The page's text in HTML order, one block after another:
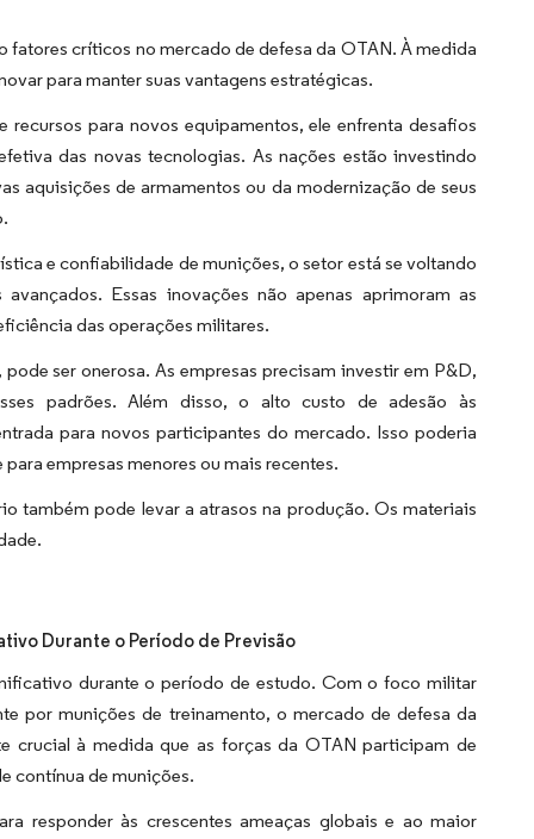
críticos no mercado de defesa da OTAN. À medida
para manter suas vantagens estratégicas.
para novos equipamentos, ele enfrenta desafios
das novas tecnologias. As nações estão investindo
aquisições de armamentos ou da modernização de seus
e confiabilidade de munições, o setor está se voltando
Essas inovações não apenas aprimoram as
das operações militares.
ser onerosa. As empresas precisam investir em P&D,
padrões. Além disso, o alto custo de adesão às
para novos participantes do mercado. Isso poderia
empresas menores ou mais recentes.
também pode levar a atrasos na produção. Os materiais
Durante o Período de Previsão
durante o período de estudo. Com o foco militar
por munições de treinamento, o mercado de defesa da
crucial à medida que as forças da OTAN participam de
contínua de munições.
responder às crescentes ameaças globais e ao maior